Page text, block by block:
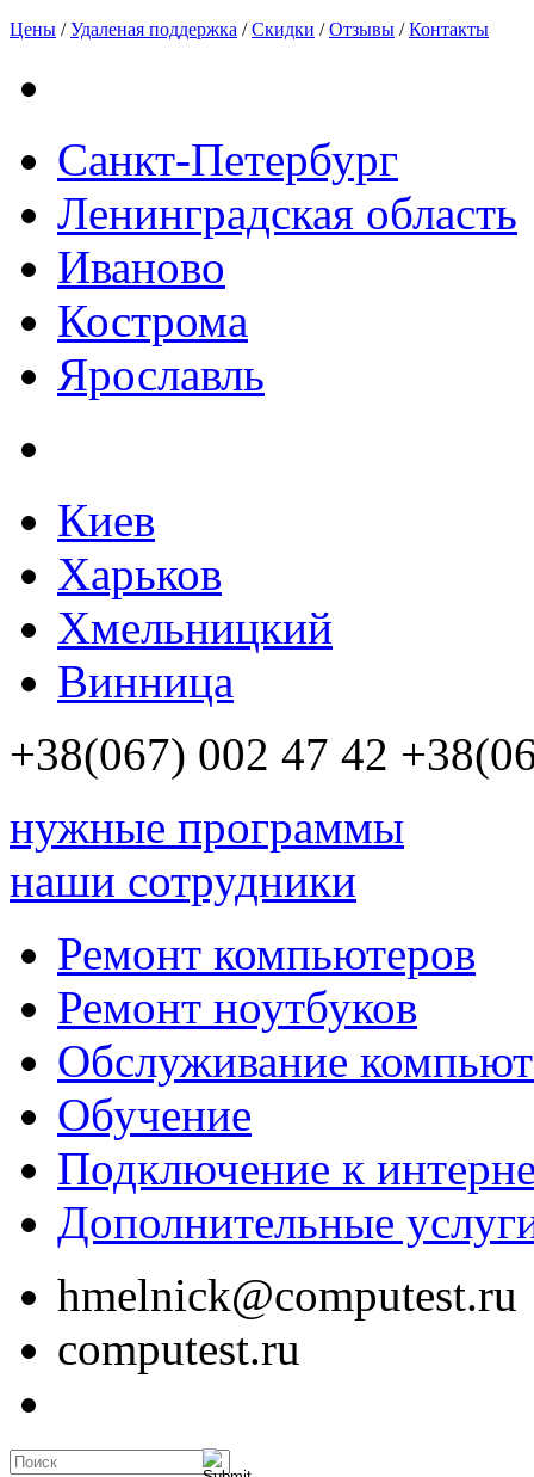
Цены /Удаленая поддержка /Скидки /Отзывы /Контакты
Санкт-Петербург
Ленинградская область
Иваново
Кострома
Ярославль
Киев
Харьков
Хмельницкий
Винница
+38(067) 002 47 42
нужные программы
наши сотрудники
Ремонт компьютеров
Ремонт ноутбуков
Обслуживание
Обучение
Подключение к
Дополнительные
hmelnick@computest.ru
computest.ru